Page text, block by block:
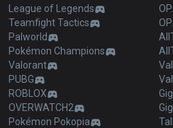
League of Legends
Teamfight Tactics
Palworld
Pokémon Champions
Valorant
PUBG
ROBLOX
OVERWATCH2
Pokémon Pokopia